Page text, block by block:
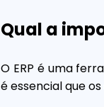
Qual a
O ERP é uma
é essencial que